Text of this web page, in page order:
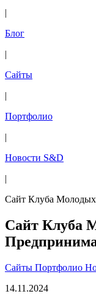
|
Блог
|
Сайты
|
Портфолио
|
Новости S&D
|
Сайт Клуба
Сайт Клуба
Сайты Портфолио
14.11.2024